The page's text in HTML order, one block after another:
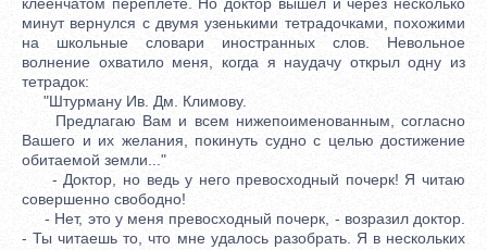
минут вернулся с двумя узенькими тетрадочками, похожими
на школьные словари иностранных слов. Невольное
волнение охватило меня, когда я наудачу открыл одну из
тетрадок:
"Штурману Ив. Дм. Климову.
Предлагаю Вам и всем нижепоименованным, согласно
Вашего и их желания, покинуть судно с целью достижение
обитаемой земли..."
- Доктор, но ведь у него превосходный почерк! Я читаю
совершенно свободно!
- Нет, это у меня превосходный почерк, - возразил доктор.
- Ты читаешь то, что мне удалось разобрать. Я в нескольких